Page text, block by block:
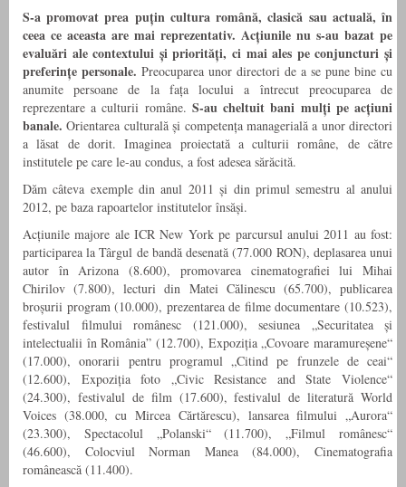
S-a promovat prea puțin cultura română, clasică sau actuală, în
ceea ce aceasta are mai reprezentativ. Acțiunile nu s-au bazat pe
evaluări ale contextului și priorități, ci mai ales pe conjuncturi și
preferințe personale. Preocuparea unor directori de a se pune bine cu
anumite persoane de la fața locului a întrecut preocuparea de
reprezentare a culturii române. S-au cheltuit bani mulți pe acțiuni
banale. Orientarea culturală și competența managerială a unor directori
a lăsat de dorit. Imaginea proiectată a culturii române, de către
institutele pe care le-au condus, a fost adesea sărăcită.
Dăm câteva exemple din anul 2011 și din primul semestru al anului
2012, pe baza rapoartelor institutelor însăși.
Acțiunile majore ale ICR New York pe parcursul anului 2011 au fost:
participarea la Târgul de bandă desenată (77.000 RON), deplasarea unui
autor în Arizona (8.600), promovarea cinematografiei lui Mihai
Chirilov (7.800), lecturi din Matei Călinescu (65.700), publicarea
broșurii program (10.000), prezentarea de filme documentare (10.523),
festivalul filmului românesc (121.000), sesiunea „Securitatea și
intelectualii în România” (12.700), Expoziția „Covoare maramureșene“
(17.000), onorarii pentru programul „Citind pe frunzele de ceai“
(12.600), Expoziția foto „Civic Resistance and State Violence“
(24.300), festivalul de film (17.600), festivalul de literatură World
Voices (38.000, cu Mircea Cărtărescu), lansarea filmului „Aurora“
(23.300), Spectacolul „Polanski“ (11.700), „Filmul românesc“
(46.600), Colocviul Norman Manea (84.000), Cinematografia
românească (11.400).